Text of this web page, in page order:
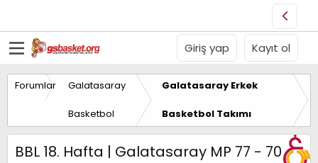
Giriş yap Kayıt ol
Forumlar Galatasaray
Basketbol
Galatasaray Erkek
Basketbol Takımı
BBL 18. Hafta | Galatasaray MP 77 - 70